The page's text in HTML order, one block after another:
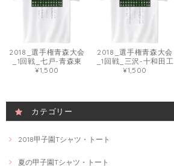
2018_選手権青森大会
_1回戦_七戸-青森東
¥1,500
2018_選手権青森大会
_1回戦_三沢-十和田工
¥1,500
カテゴリー
2018甲子園Tシャツ・トート
夏の甲子園Tシャツ・トート